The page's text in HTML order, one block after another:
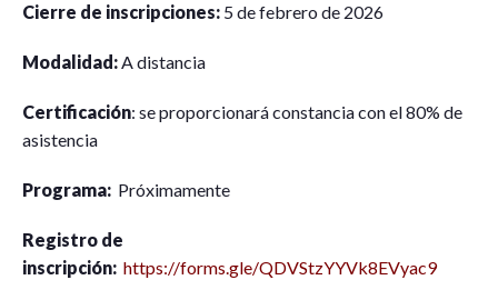
Cierre de inscripciones: 5 de febrero de 2026
Modalidad: A distancia
Certificación: se proporcionará constancia con el 80% de
asistencia
Programa: Próximamente
Registro de
inscripción: https://forms.gle/QDVStzYYVk8EVyac9